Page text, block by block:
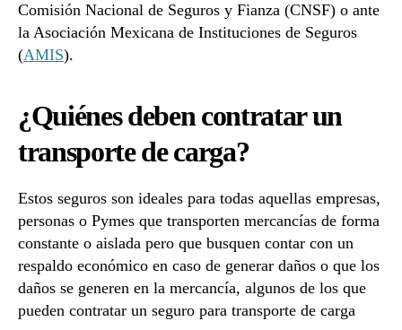
Comisión Nacional de Seguros y Fianza (CNSF) o ante
la Asociación Mexicana de Instituciones de Seguros
(AMIS).
¿Quiénes deben contratar un
transporte de carga?
Estos seguros son ideales para todas aquellas empresas,
personas o Pymes que transporten mercancías de forma
constante o aislada pero que busquen contar con un
respaldo económico en caso de generar daños o que los
daños se generen en la mercancía, algunos de los que
pueden contratar un seguro para transporte de carga